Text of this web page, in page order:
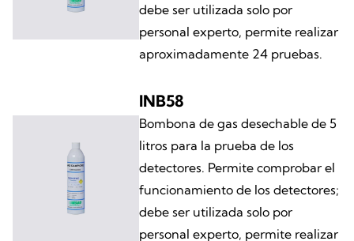
debe ser utilizada solo por
personal experto, permite realizar
aproximadamente 24 pruebas.
INB58
Bombona de gas desechable de 5
litros para la prueba de los
detectores. Permite comprobar el
funcionamiento de los detectores;
debe ser utilizada solo por
personal experto, permite realizar